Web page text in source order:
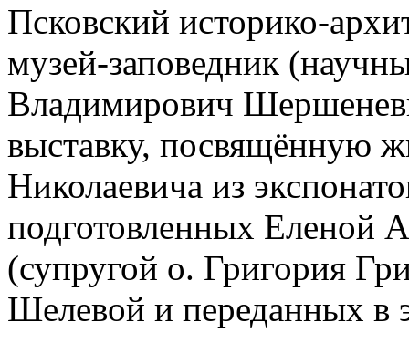
Псковский историко-
музей-заповедник
Владимирович
выставку, посвящённую
Николаевича из
подготовленных Еленой
(супругой о. Григория
Шелевой и переданных в